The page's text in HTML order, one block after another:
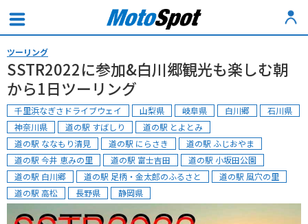
ツーリング
SSTR2022に参加&白川郷観光も楽しむ朝
から1日ツーリング
千里浜なぎさドライブウェイ 山梨県 岐阜県 白川郷
石川県
神奈川県
道の駅 すばしり
道の駅 とよとみ
道の駅 ななもり清見
道の駅 にらさき
道の駅 ふじおやま
道の駅 今井 恵みの里
道の駅 富士吉田
道の駅 小坂田公園
道の駅 白川郷
道の駅 足柄・金太郎のふるさと
道の駅 風穴の里
道の駅 高松
長野県 静岡県